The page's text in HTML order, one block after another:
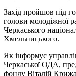
Захід пройшов під
голови молодіжної
Черкаського
Хмельницького.
Як інформує
Черкаської ОДА,
фонду Віталій